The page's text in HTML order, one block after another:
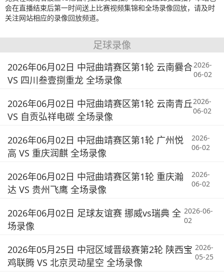
会在直播结束后第一时间送上比赛视频集锦和全场录像回放，请及时
关注网站相应的录像回放频道。
足球录像
2026年06月02日 中冠曲靖赛区第1轮 云南爨合
VS 四川叁壹捌重龙 全场录像
2026-
06-02
2026年06月02日 中冠曲靖赛区第1轮 云南青丘
VS 自贡弘祥电碳 全场录像
2026-
06-02
2026年06月02日 中冠曲靖赛区第1轮 广州悦
高 VS 重庆润麒 全场录像
2026-
06-02
2026年06月02日 中冠曲靖赛区第1轮 重庆瀚
达 VS 贵州飞鹰 全场录像
2026-
06-02
2026年06月02日 足球友谊赛 挪威vs瑞典 全
场录像
2026-06-
02
2026年05月25日 中冠区域晋级赛第2轮 陕西宝
鸡联腾 VS 北京灵动星空 全场录像
2026-
05-25